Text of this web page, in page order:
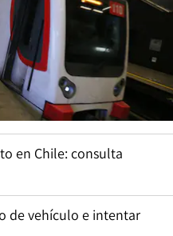
en Chile: consulta
de vehículo e intentar